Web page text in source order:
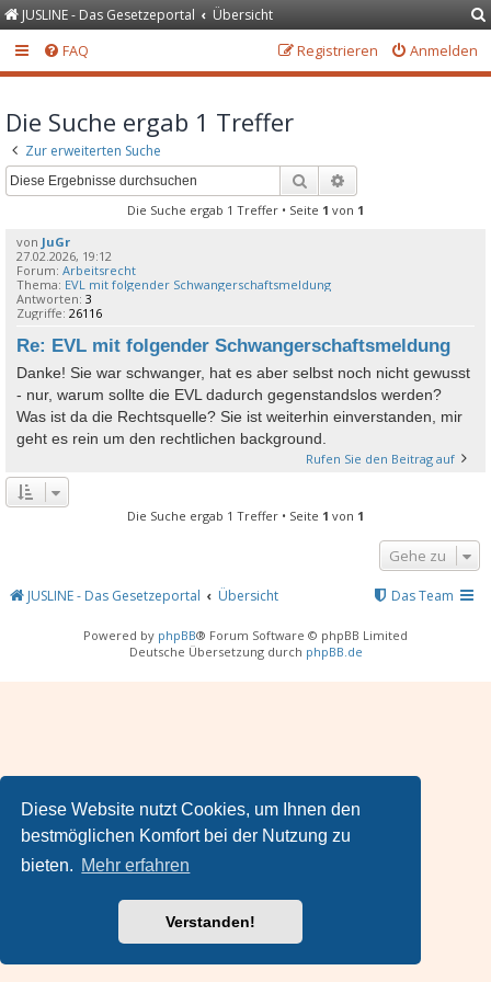
Diese Website nutzt Cookies, um Ihnen den
bestmöglichen Komfort bei der Nutzung zu
bieten. Mehr erfahren
Verstanden!
JUSLINE - Das Gesetzeportal Übersicht
FAQ Anmelden
Registrieren
Die Suche ergab 1 Treffer
Zur erweiterten Suche
Suche
Die Suche ergab 1 Treffer • Seite 1 von 1
von JuGr
27.02.2026, 19:12
Forum: Arbeitsrecht
Thema: EVL mit folgender Schwangerschaftsmeldung
Antworten: 3
Zugriffe: 26116
Re: EVL mit folgender Schwangerschaftsmeldung
Danke! Sie war schwanger, hat es aber selbst noch nicht gewusst
- nur, warum sollte die EVL dadurch gegenstandslos werden?
Was ist da die Rechtsquelle? Sie ist weiterhin einverstanden, mir
geht es rein um den rechtlichen background.
Rufen Sie den Beitrag auf
Die Suche ergab 1 Treffer • Seite 1 von 1
Gehe zu
JUSLINE - Das Gesetzeportal Übersicht Das Team
Powered by phpBB® Forum Software © phpBB Limited
Deutsche Übersetzung durch phpBB.de